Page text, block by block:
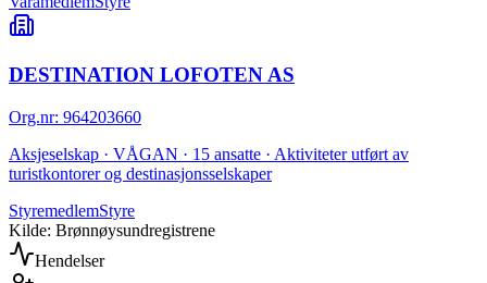
DESTINATION LOFOTEN AS
Org.nr: 964203660
Aksjeselskap · VÅGAN · 15 ansatte · Aktiviteter utført av
turistkontorer og destinasjonsselskaper
StyremedlemStyre
Kilde: Brønnøysundregistrene
Hendelser